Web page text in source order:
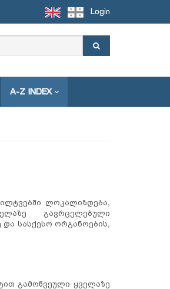
Login
A-Z INDEX
ლოკალიზდება,
გავრცელებული
სასქესო ორგანოების,
გამოწვეული ყველაზე